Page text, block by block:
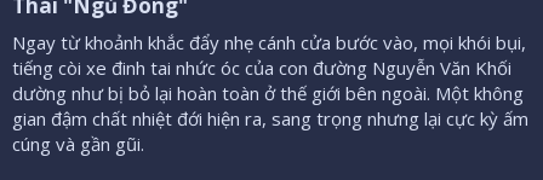
Ngay từ khoảnh khắc đẩy nhẹ cánh cửa bước vào, mọi khói bụi,
tiếng còi xe đinh tai nhức óc của con đường Nguyễn Văn Khối
dường như bị bỏ lại hoàn toàn ở thế giới bên ngoài. Một không
gian đậm chất nhiệt đới hiện ra, sang trọng nhưng lại cực kỳ ấm
cúng và gần gũi.